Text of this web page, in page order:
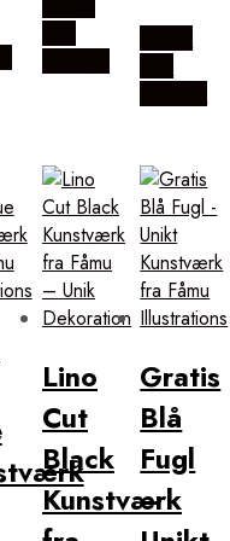
Lino
Cut
Black
Kunstværk
Gratis
Blå
Fugl
–